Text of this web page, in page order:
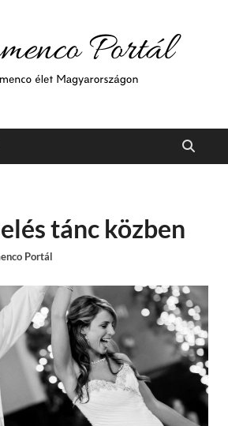
tánc közben
Portál